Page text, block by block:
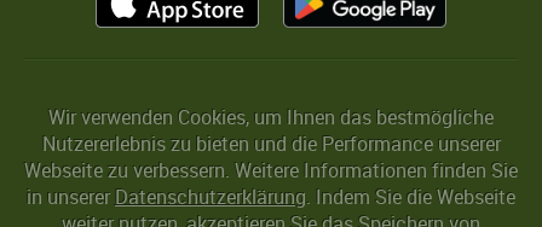
Wir verwenden Cookies, um Ihnen das bestmögliche
Nutzererlebnis zu bieten und die Performance unserer
Webseite zu verbessern. Weitere Informationen finden Sie
in unserer Datenschutzerklärung. Indem Sie die Webseite